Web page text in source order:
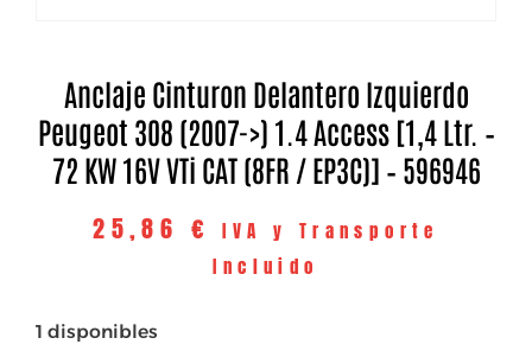
Anclaje Cinturon Delantero Izquierdo
Peugeot 308 (2007->) 1.4 Access [1,4 Ltr. –
72 KW 16V VTi CAT (8FR / EP3C)] – 596946
25,86 €
IVA y Transporte
Incluido
1 disponibles